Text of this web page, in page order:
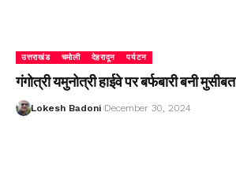
उत्तराखंड चमोली देहरादून पर्यटन
गंगोत्री यमुनोत्री हाईवे पर बर्फबारी बनी मुसीबत
Lokesh Badoni December 30, 2024